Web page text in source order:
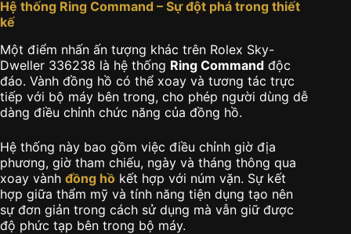
Hệ thống Ring Command – Sự đột phá trong thiết
kế
Một điểm nhấn ấn tượng khác trên Rolex Sky-
Dweller 336238 là hệ thống Ring Command độc
đáo. Vành đồng hồ có thể xoay và tương tác trực
tiếp với bộ máy bên trong, cho phép người dùng dễ
dàng điều chỉnh chức năng của đồng hồ.
Hệ thống này bao gồm việc điều chỉnh giờ địa
phương, giờ tham chiếu, ngày và tháng thông qua
xoay vành đồng hồ kết hợp với núm vặn. Sự kết
hợp giữa thẩm mỹ và tính năng tiện dụng tạo nên
sự đơn giản trong cách sử dụng mà vẫn giữ được
độ phức tạp bên trong bộ máy.